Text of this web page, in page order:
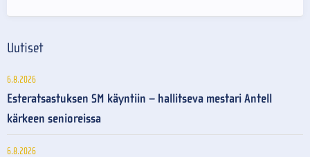
Uutiset
6.8.2026
Esteratsastuksen SM käyntiin – hallitseva mestari Antell
kärkeen senioreissa
6.8.2026